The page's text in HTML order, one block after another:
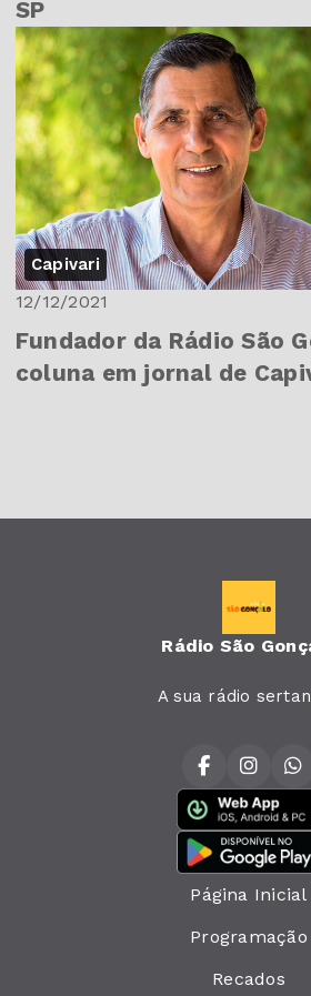
SP
Capivari
12/12/2021
Fundador da Rádio São
coluna em jornal de
Rádio São
A sua rádio
Página Inicial
Programação
Recados